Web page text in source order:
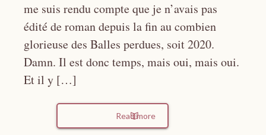
me suis rendu compte que je n’avais pas
édité de roman depuis la fin au combien
glorieuse des Balles perdues, soit 2020.
Damn. Il est donc temps, mais oui, mais oui.
Et il y […]
Read more